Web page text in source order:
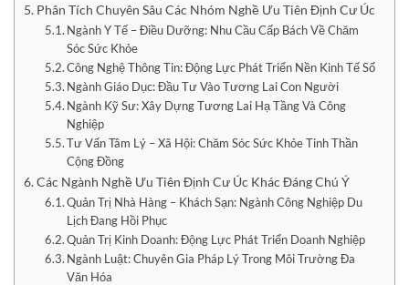
Phân Tích Chuyên Sâu Các Nhóm Nghề Ưu Tiên Định Cư Úc
Ngành Y Tế – Điều Dưỡng: Nhu Cầu Cấp Bách Về Chăm
Sóc Sức Khỏe
Công Nghệ Thông Tin: Động Lực Phát Triển Nền Kinh Tế Số
Ngành Giáo Dục: Đầu Tư Vào Tương Lai Con Người
Ngành Kỹ Sư: Xây Dựng Tương Lai Hạ Tầng Và Công
Nghiệp
Tư Vấn Tâm Lý – Xã Hội: Chăm Sóc Sức Khỏe Tinh Thần
Cộng Đồng
Các Ngành Nghề Ưu Tiên Định Cư Úc Khác Đáng Chú Ý
Quản Trị Nhà Hàng – Khách Sạn: Ngành Công Nghiệp Du
Lịch Đang Hồi Phục
Quản Trị Kinh Doanh: Động Lực Phát Triển Doanh Nghiệp
Ngành Luật: Chuyên Gia Pháp Lý Trong Môi Trường Đa
Văn Hóa